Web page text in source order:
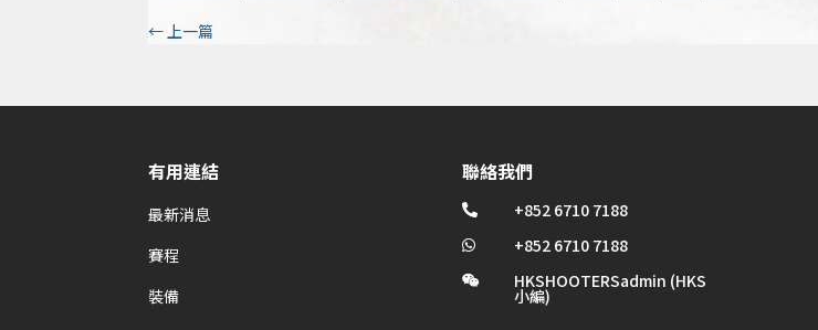
← 上一篇
有用連結
最新消息
賽程
裝備
聯絡我們
 +852 6710 7188
 +852 6710 7188
 HKSHOOTERSadmin (HKS
小編)